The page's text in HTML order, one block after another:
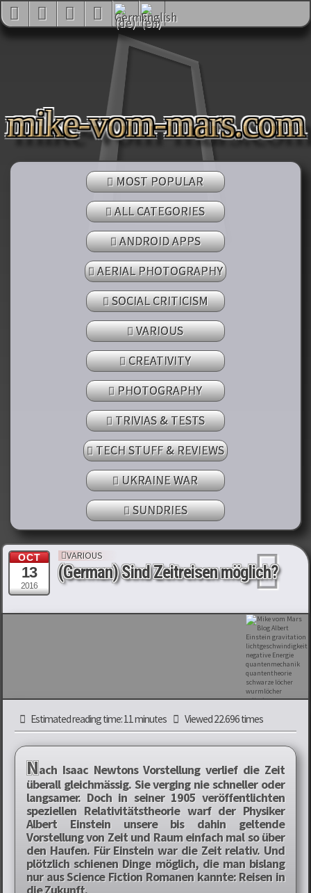
mike-vom-mars.com
MOST POPULAR
ALL CATEGORIES
ANDROID APPS
AERIAL PHOTOGRAPHY
SOCIAL CRITICISM
VARIOUS
CREATIVITY
PHOTOGRAPHY
TRIVIAS & TESTS
TECH STUFF & REVIEWS
UKRAINE WAR
SUNDRIES
OCT
13
2016
VARIOUS
(German) Sind Zeitreisen möglich?
Estimated reading time: 11 minutes Viewed 22.696 times
Nach Isaac Newtons Vorstellung verlief die Zeit
überall gleichmässig. Sie verging nie schneller oder
langsamer. Doch in seiner 1905 veröffentlichten
speziellen Relativitätstheorie warf der Physiker
Albert Einstein unsere bis dahin geltende
Vorstellung von Zeit und Raum einfach mal so über
den Haufen. Für Einstein war die Zeit relativ. Und
plötzlich schienen Dinge möglich, die man bislang
nur aus Science Fiction Romanen kannte: Reisen in
die Zukunft.